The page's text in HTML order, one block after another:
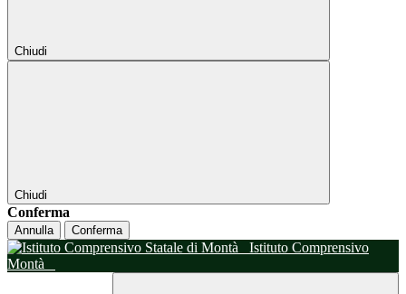
Chiudi
Chiudi
Conferma
Annulla Conferma
Istituto Comprensivo
Montà